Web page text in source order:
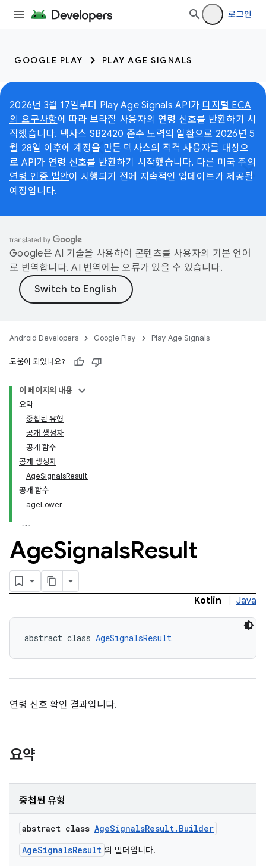
로그인
GOOGLE PLAY PLAY AGE SIGNALS
2026년 3월 17일부터 Play Age Signals API가 디지털 ECA
의 요구사항에 따라 브라질 사용자의 연령 신호를 반환하기 시
작했습니다. 텍사스 SB2420 준수 노력의 일환으로 2026년 5
월 28일 이후에 계정을 만든 텍사스의 적격 사용자를 대상으
로 API가 연령 신호를 반환하기 시작했습니다. 다른 미국 주의
연령 인증 법안이 시행되기 전에 지속적인 업데이트가 제공될
예정입니다.
Google은 AI 기술을 사용하여 콘텐츠를 사용자의 기본 언어
로 번역합니다. AI 번역에는 오류가 있을 수 있습니다.
Android Developers Google Play Play Age Signals
도움이 되었나요?
이 페이지의 내용
요약
중첩된 유형
공개 생성자
공개 함수
공개 생성자
AgeSignalsResult
공개 함수
ageLower
AgeSignalsResult
Kotlin Java
abstract class AgeSignalsResult
연령 신호 확인 결과입니다.
요약
중첩된 유형
abstract class AgeSignalsResult.Builder
AgeSignalsResult 의 빌더입니다.